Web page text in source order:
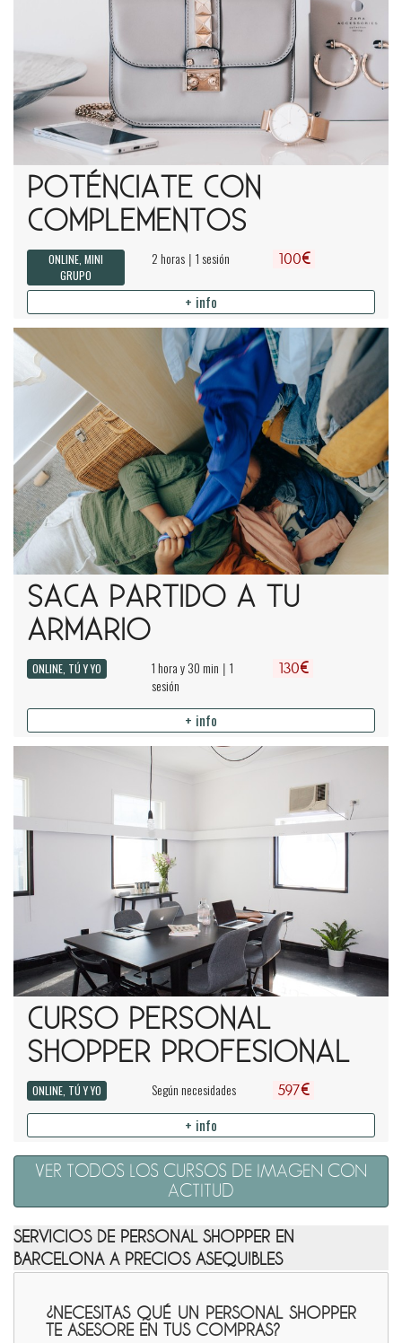
POTÉNCIATE CON
COMPLEMENTOS
ONLINE, MINI
GRUPO
2 horas |1 sesión 100€
+ info
SACA PARTIDO A TU
ARMARIO
ONLINE, TÚ Y YO 1 hora y 30 min |1
sesión
130€
+ info
CURSO PERSONAL
SHOPPER PROFESIONAL
ONLINE, TÚ Y YO Según necesidades 597€
+ info
VER TODOS LOS CURSOS DE IMAGEN CON
ACTITUD
SERVICIOS DE PERSONAL SHOPPER EN
BARCELONA A PRECIOS ASEQUIBLES
¿NECESITAS QUÉ UN PERSONAL SHOPPER
TE ASESORE EN TUS COMPRAS?